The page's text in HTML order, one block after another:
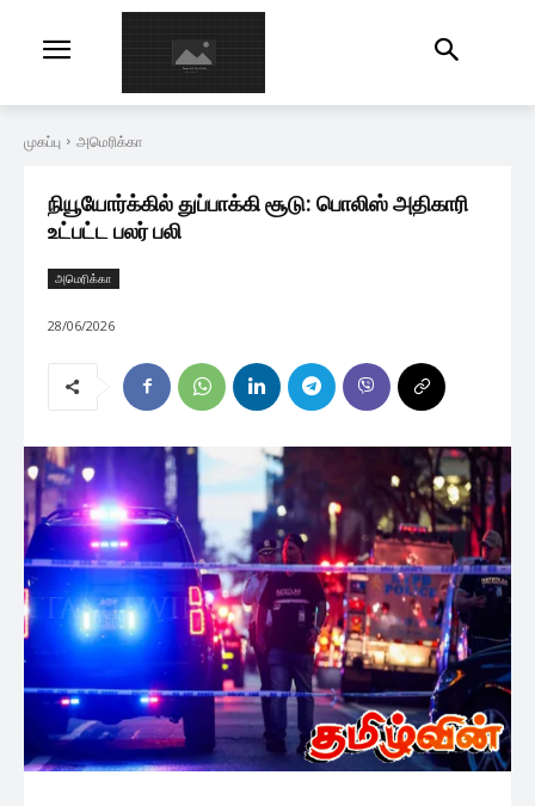
முகப்பு அமெரிக்கா
நியூயோர்க்கில் துப்பாக்கி சூடு: பொலிஸ் அதிகாரி
உட்பட்ட பலர் பலி
அமெரிக்கா
28/06/2026